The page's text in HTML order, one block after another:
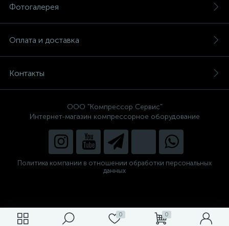
0 0
Фотогалерея
Оплата и доставка
Контакты
ООО "Компрессор Сервис"
Интернет-магазин компрессорное оборудование
Политика компании в отношении обработки персональных
данных